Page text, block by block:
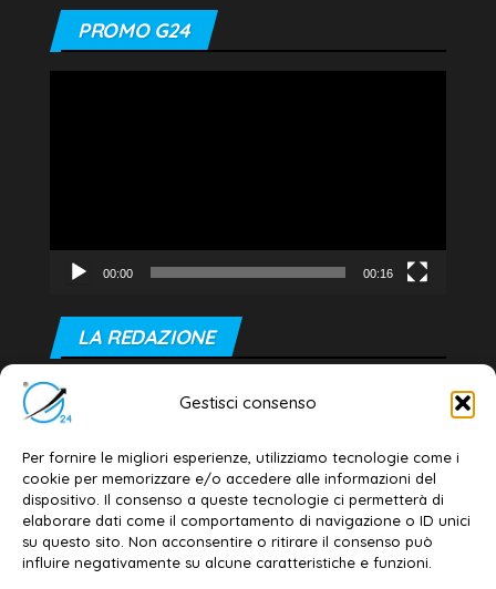
Gestisci consenso
Per fornire le migliori esperienze, utilizziamo tecnologie come i
cookie per memorizzare e/o accedere alle informazioni del
dispositivo. Il consenso a queste tecnologie ci permetterà di
elaborare dati come il comportamento di navigazione o ID unici
su questo sito. Non acconsentire o ritirare il consenso può
influire negativamente su alcune caratteristiche e funzioni.
PROMO G24
00:00 00:16
LA REDAZIONE
Editore e direttore responsabile:
Dott. Daniele G. Masciullo
Email: redazione@galatina24.it
Contatti –Disclaimer
Privacy policy –Cookie policy